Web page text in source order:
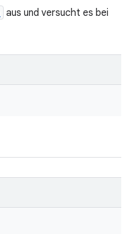
aus und versucht es bei